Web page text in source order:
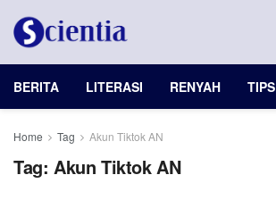
BERITA LITERASI RENYAH TIPS
Home Tag Akun Tiktok AN
Tag: Akun Tiktok AN